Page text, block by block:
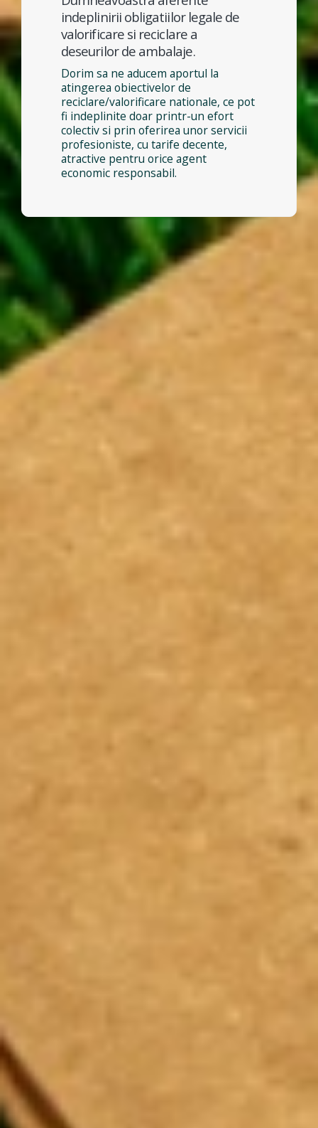
indeplinirii obligatiilor legale de
valorificare si reciclare a
deseurilor de ambalaje.
Dorim sa ne aducem aportul la
atingerea obiectivelor de
reciclare/valorificare nationale, ce pot
fi indeplinite doar printr-un efort
colectiv si prin oferirea unor servicii
profesioniste, cu tarife decente,
atractive pentru orice agent
economic responsabil.